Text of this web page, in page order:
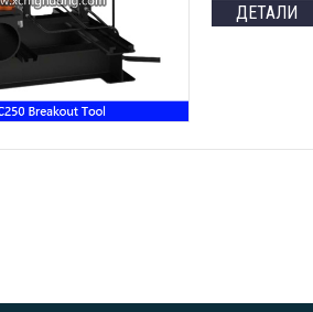
ДЕТАЛИ